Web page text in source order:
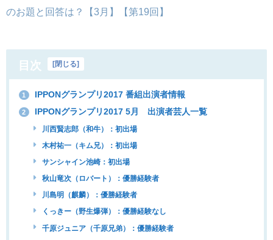
のお題と回答は？【3月】【第19回】
目次 閉じる
1 IPPONグランプリ2017 番組出演者情報
2 IPPONグランプリ2017 5月 出演者芸人一覧
川西賢志郎（和牛）：初出場
木村祐一（キム兄）：初出場
サンシャイン池崎：初出場
秋山竜次（ロバート）：優勝経験者
川島明（麒麟）：優勝経験者
くっきー（野生爆弾）：優勝経験なし
千原ジュニア（千原兄弟）：優勝経験者